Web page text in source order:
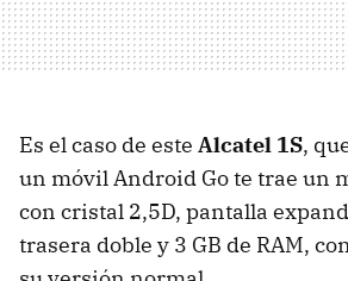
Es el caso de este Alcatel 1S,
un móvil Android Go te trae un
con cristal 2,5D, pantalla
trasera doble y 3 GB de RAM,